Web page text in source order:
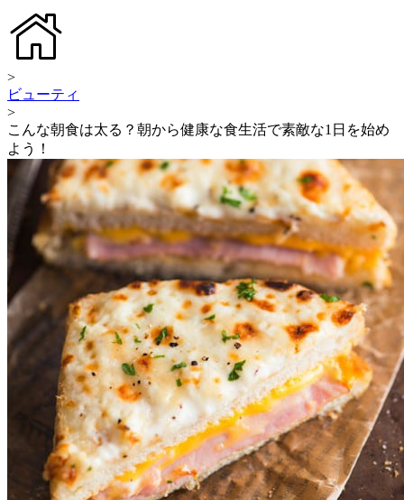
>
ビューティ
>
こんな朝食は太る？朝から健康な食生活で素敵な1日を始め
よう！